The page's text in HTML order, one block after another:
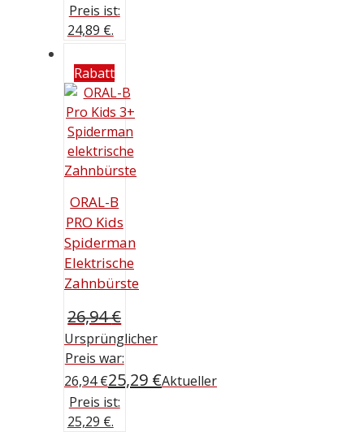
Preis ist:
24,89 €.
Rabatt
ORAL-B
PRO Kids
Spiderman
Elektrische
Zahnbürste
26,94€
Ursprünglicher
Preis war:
26,94 €25,29 €Aktueller
Preis ist:
25,29 €.